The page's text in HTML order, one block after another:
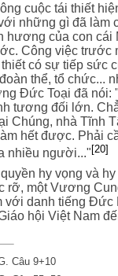
cuộc tái thiết
những gì đã làm
hương của con cái
Công việc trước
có sự tiếp sức
thể, tổ chức...
Đức Toại đã nói:
tương đối lớn.
Chúng, nhà Tĩnh
hết được. Phải
nhiều người..."[20]
hy vọng và
rỡ, một Vương
với danh tiếng Đức
hội Việt Nam
Câu 9+10